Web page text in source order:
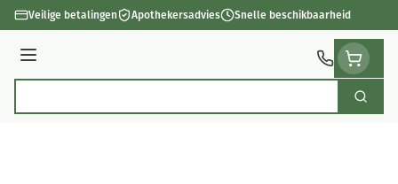
Ga naar de inhoud
Veilige betalingen Apothekersadvies Snelle beschikbaarheid
Menu
Zoek